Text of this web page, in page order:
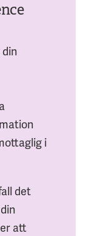
i
det
att